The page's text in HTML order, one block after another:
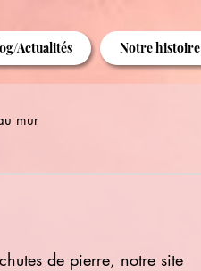
Actualités Notre histoire
mur
de pierre, notre site